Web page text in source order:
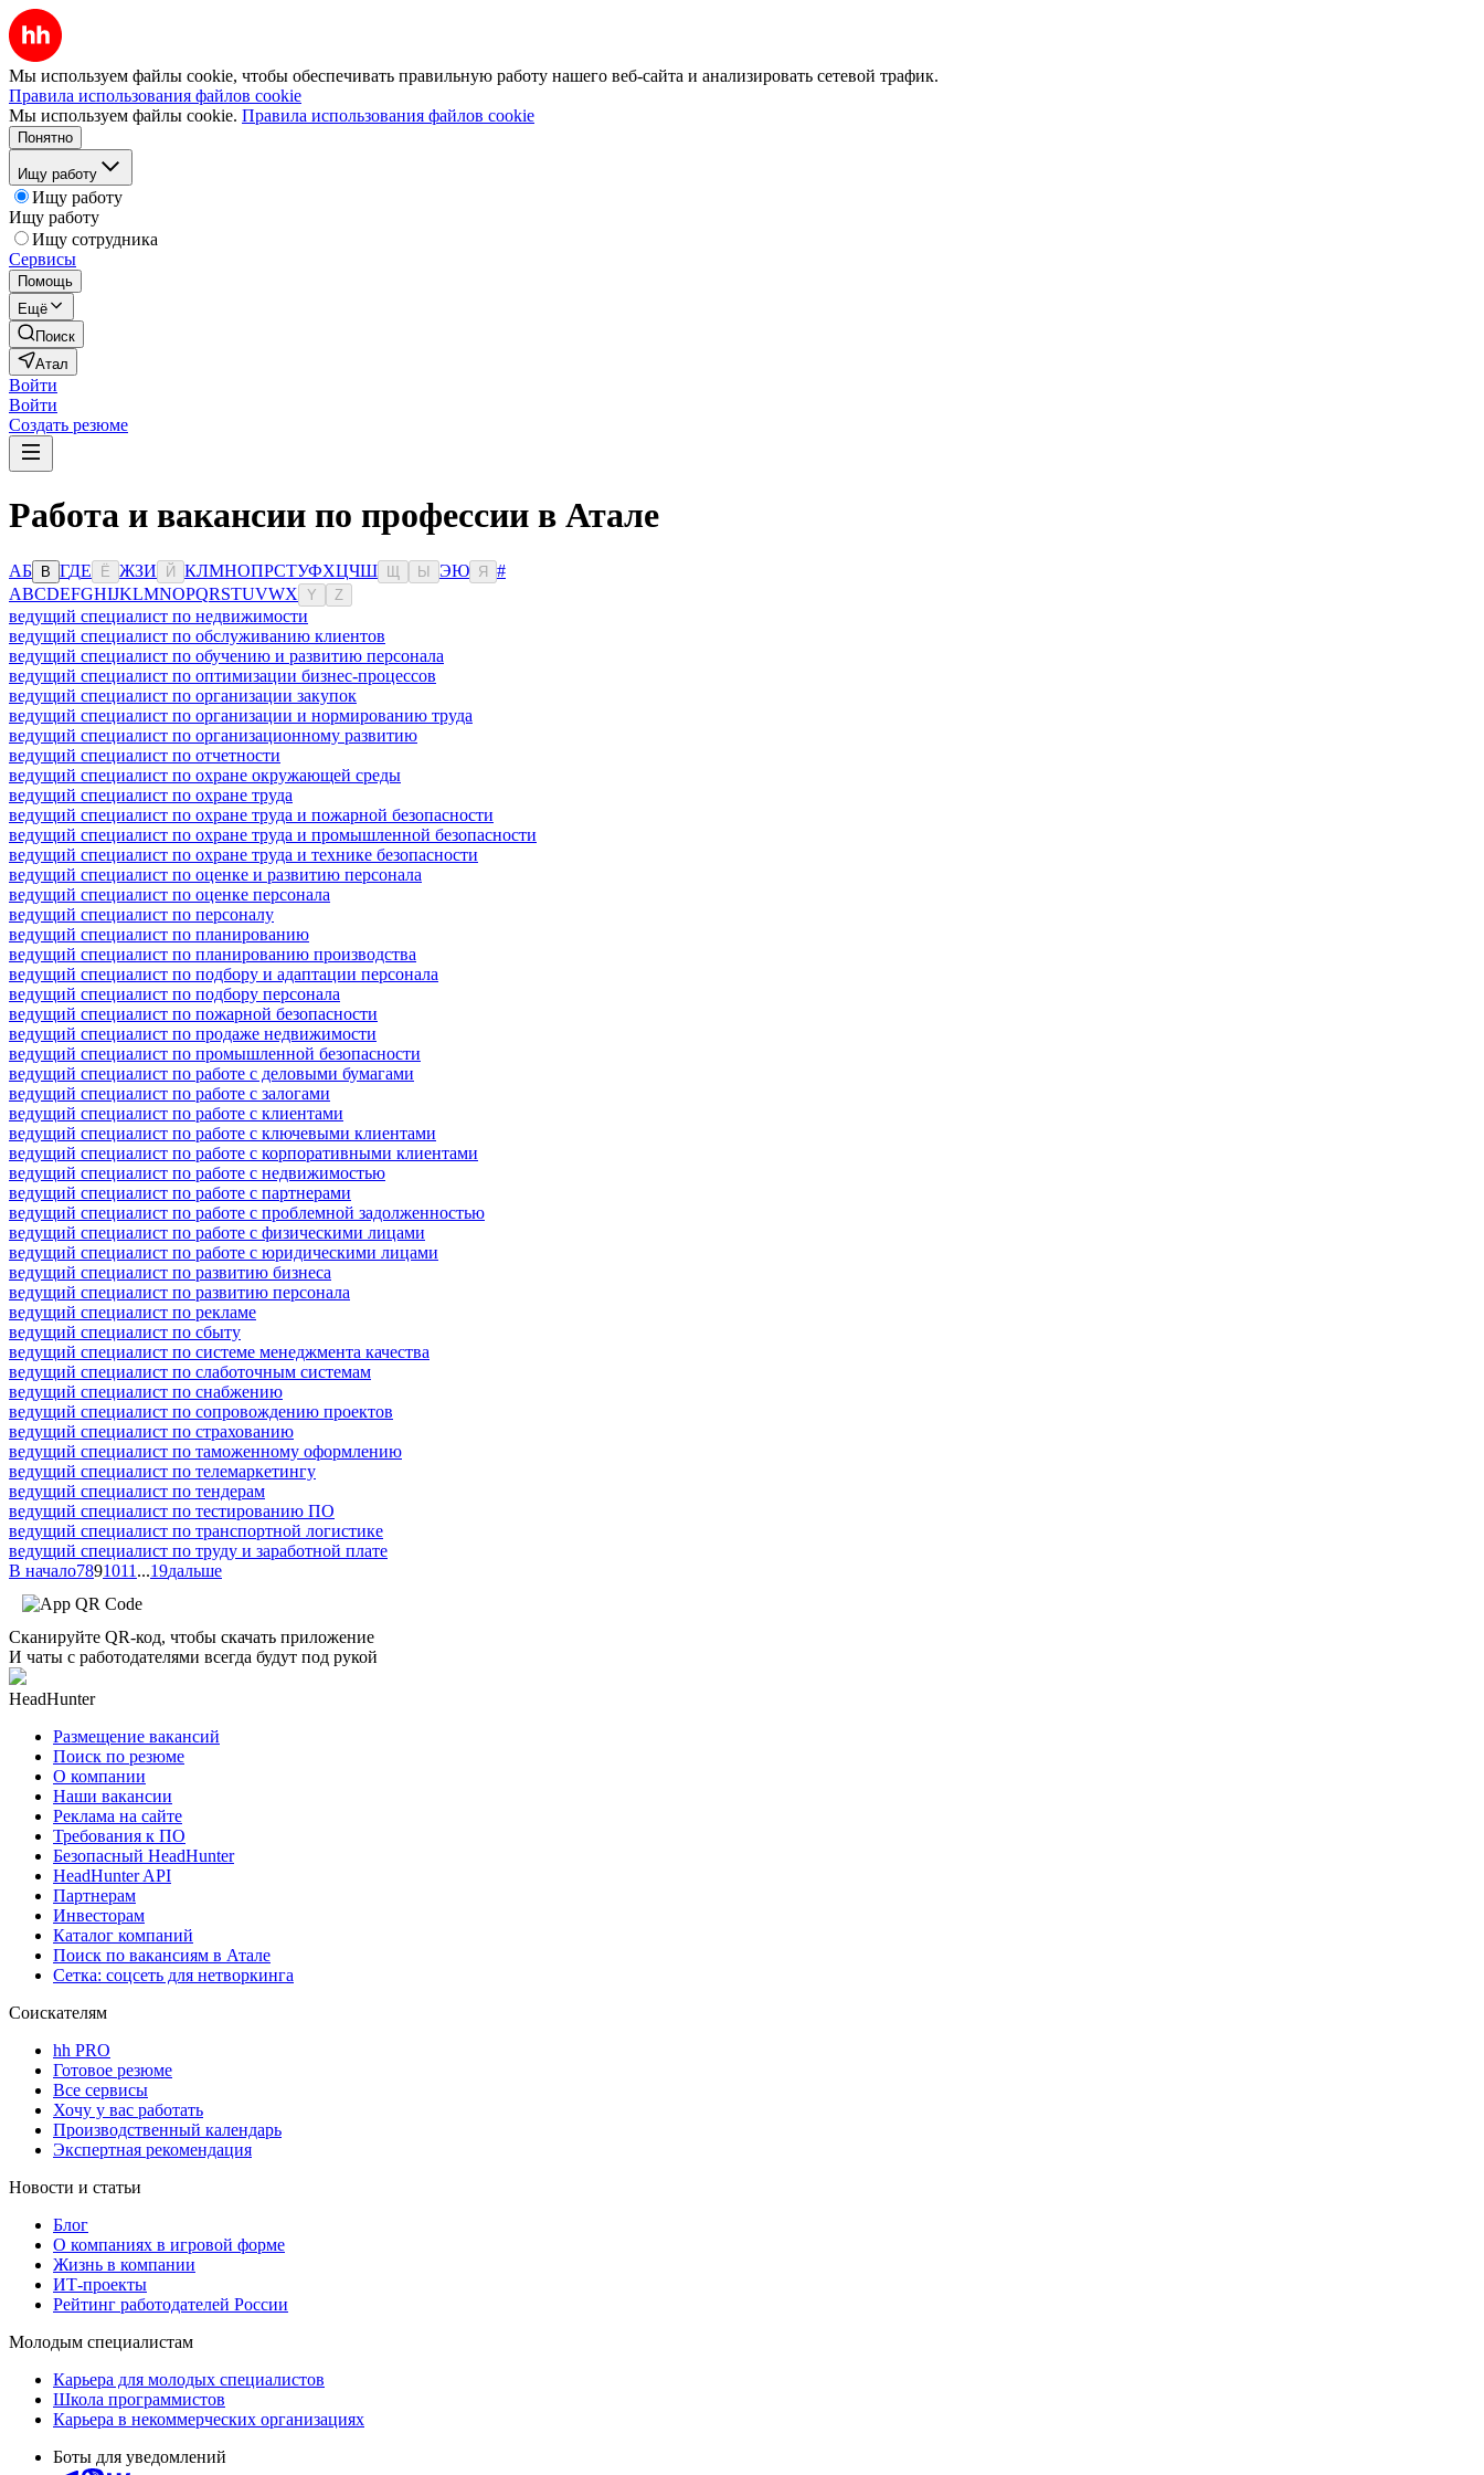
Мы используем файлы cookie, чтобы обеспечивать правильную работу нашего веб-сайта и анализировать сетевой трафик.
Правила использования файлов cookie
Мы используем файлы cookie. Правила использования файлов cookie
Понятно
Ищу работу
Ищу работу
Ищу работу
Ищу сотрудника
Сервисы
Помощь
Ещё
Поиск
Атал
Войти
Войти
Создать резюме
Работа и вакансии по профессии в Атале
АБ В ГДЕ Ё ЖЗИ Й КЛМНОПРСТУФХЦЧШ Ы ЭЮ Я
#
ABCDEFGHIJKLMNOPQRSTUVWX Y Z
ведущий специалист по недвижимости
ведущий специалист по обслуживанию клиентов
ведущий специалист по обучению и развитию персонала
ведущий специалист по оптимизации бизнес-процессов
ведущий специалист по организации закупок
ведущий специалист по организации и нормированию труда
ведущий специалист по организационному развитию
ведущий специалист по отчетности
ведущий специалист по охране окружающей среды
ведущий специалист по охране труда
ведущий специалист по охране труда и пожарной безопасности
ведущий специалист по охране труда и промышленной безопасности
ведущий специалист по охране труда и технике безопасности
ведущий специалист по оценке и развитию персонала
ведущий специалист по оценке персонала
ведущий специалист по персоналу
ведущий специалист по планированию
ведущий специалист по планированию производства
ведущий специалист по подбору и адаптации персонала
ведущий специалист по подбору персонала
ведущий специалист по пожарной безопасности
ведущий специалист по продаже недвижимости
ведущий специалист по промышленной безопасности
ведущий специалист по работе с деловыми бумагами
ведущий специалист по работе с залогами
ведущий специалист по работе с клиентами
ведущий специалист по работе с ключевыми клиентами
ведущий специалист по работе с корпоративными клиентами
ведущий специалист по работе с недвижимостью
ведущий специалист по работе с партнерами
ведущий специалист по работе с проблемной задолженностью
ведущий специалист по работе с физическими лицами
ведущий специалист по работе с юридическими лицами
ведущий специалист по развитию бизнеса
ведущий специалист по развитию персонала
ведущий специалист по рекламе
ведущий специалист по сбыту
ведущий специалист по системе менеджмента качества
ведущий специалист по слаботочным системам
ведущий специалист по снабжению
ведущий специалист по сопровождению проектов
ведущий специалист по страхованию
ведущий специалист по таможенному оформлению
ведущий специалист по телемаркетингу
ведущий специалист по тендерам
ведущий специалист по тестированию ПО
ведущий специалист по транспортной логистике
ведущий специалист по труду и заработной плате
В начало7891011 ...19дальше
Сканируйте QR-код, чтобы скачать приложение
И чаты с работодателями всегда будут под рукой
HeadHunter
Размещение вакансий
Поиск по резюме
О компании
Наши вакансии
Реклама на сайте
Требования к ПО
Безопасный HeadHunter
HeadHunter API
Партнерам
Инвесторам
Каталог компаний
Поиск по вакансиям в Атале
Сетка: соцсеть для нетворкинга
Соискателям
hh PRO
Готовое резюме
Все сервисы
Хочу у вас работать
Производственный календарь
Экспертная рекомендация
Новости и статьи
Блог
О компаниях в игровой форме
Жизнь в компании
ИТ-проекты
Рейтинг работодателей России
Молодым специалистам
Карьера для молодых специалистов
Школа программистов
Карьера в некоммерческих организациях
Боты для уведомлений